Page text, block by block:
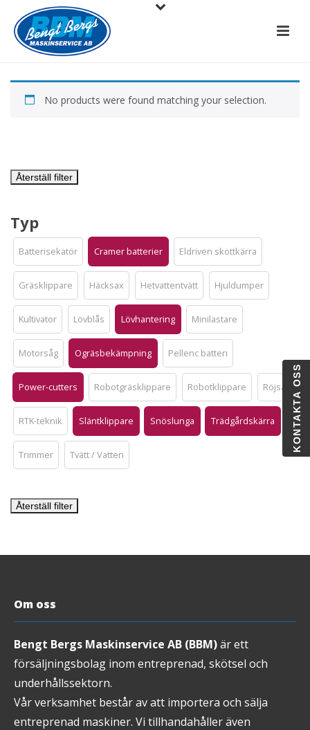
No products were found matching your selection.
Återställ filter
Typ
Batterisekatör Cramer batterier Eldriven skottkärra
Gräsklippare Häcksax Hetvattentvätt Hjuldumper
Kultivator Lövblås Lövhantering Minilastare
Motorsåg Ogräsbekämpning Pellenc batteri
Power-cutters Robotgräsklippare Robotklippare Röjsåg
RTK-teknik Släntklippare Snöslunga Trädgårdskärra
Trimmer Tvätt / Vatten
Återställ filter
Om oss
Bengt Bergs Maskinservice AB (BBM)är ett
försäljningsbolag inom entreprenad, skötsel och
underhållssektorn.
Vår verksamhet består av att importera och sälja
entreprenad maskiner. Vi tillhandahåller även
KONTAKTA OSS